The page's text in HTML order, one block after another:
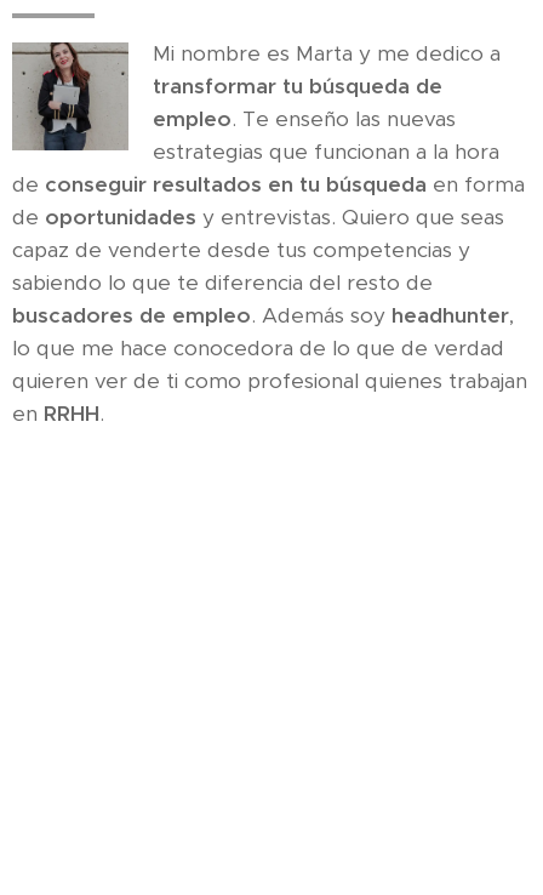
Mi nombre es Marta y me dedico a
transformar tu búsqueda de
empleo. Te enseño las nuevas
estrategias que funcionan a la hora
de conseguir resultados en tu búsqueda en forma
de oportunidades y entrevistas. Quiero que seas
capaz de venderte desde tus competencias y
sabiendo lo que te diferencia del resto de
buscadores de empleo. Además soy headhunter,
lo que me hace conocedora de lo que de verdad
quieren ver de ti como profesional quienes trabajan
en RRHH.